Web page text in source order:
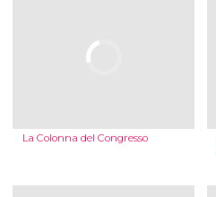
La Colonna del Congresso